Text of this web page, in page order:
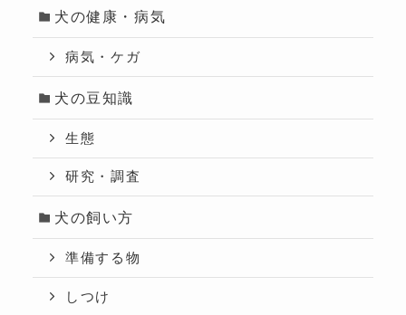
犬の健康・病気
病気・ケガ
犬の豆知識
生態
研究・調査
犬の飼い方
準備する物
しつけ